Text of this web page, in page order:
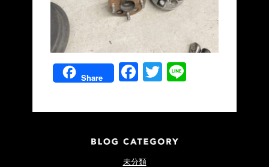
Share
FacebookTwitter
未分類